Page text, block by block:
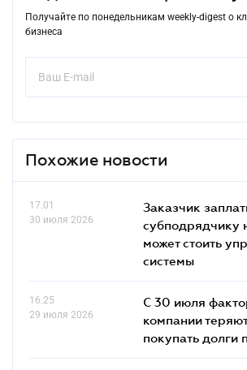
Получайте по понедельникам weekly-digest о
бизнеса
Похожие новости
17.01
30 июля 2026
Заказчик
субподрядчику
может стоить
системы
16.25
29 июля 2026
С 30 июля
компании
покупать долги